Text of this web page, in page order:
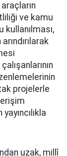
ve kamu
projelerle
uzak, millî